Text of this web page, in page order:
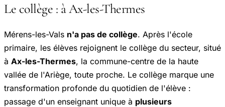
Le collège : à Ax-les-Thermes
Mérens-les-Vals n'a pas de collège. Après l'école
primaire, les élèves rejoignent le collège du secteur, situé
à Ax-les-Thermes, la commune-centre de la haute
vallée de l'Ariège, toute proche. Le collège marque une
transformation profonde du quotidien de l'élève :
passage d'un enseignant unique à plusieurs